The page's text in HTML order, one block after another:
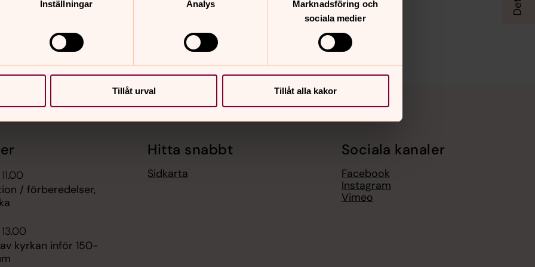
Inställningar Analys
Marknadsföring och
sociala medier
Tillåt urval Tillåt alla kakor
/ förberedelser,
kyrkan inför 150-
Hitta snabbt
Sidkarta
Sociala kanaler
Facebook
Instagram
Vimeo